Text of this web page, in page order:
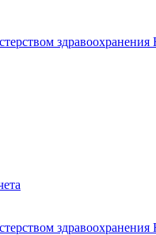
здравоохранения
здравоохранения